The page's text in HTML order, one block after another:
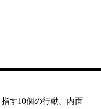
す10個の行動。内面